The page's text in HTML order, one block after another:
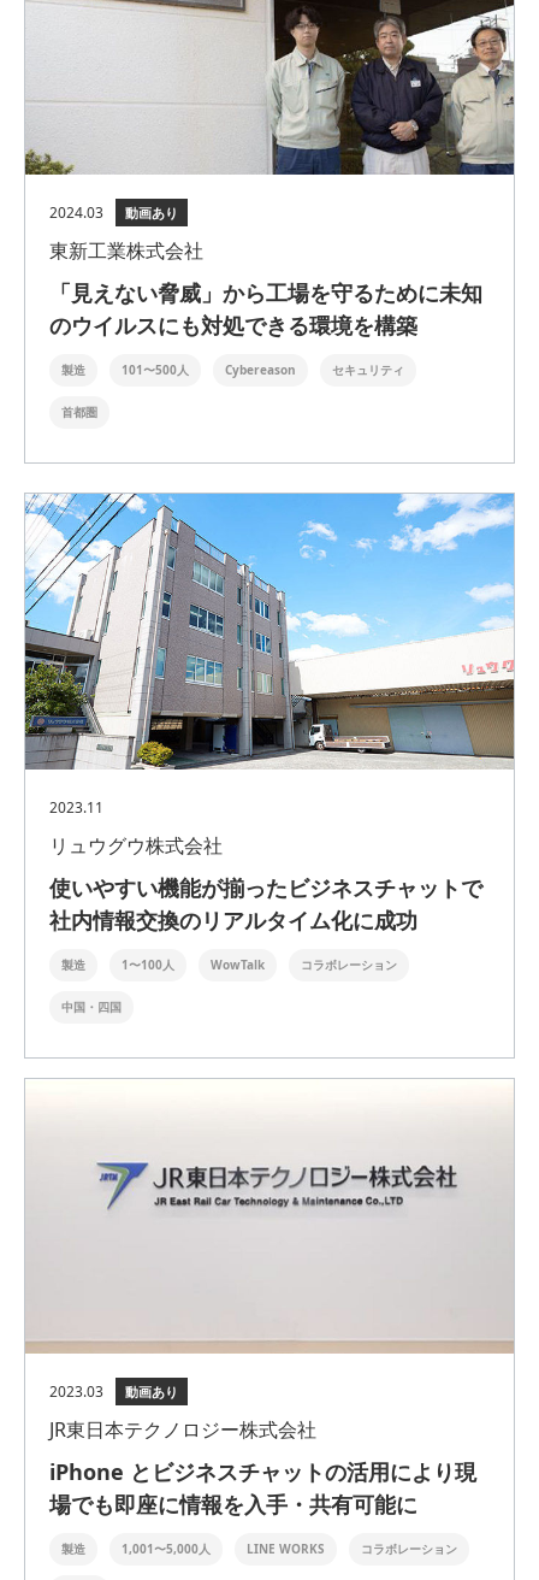
2024.03 動画あり
東新工業株式会社
「見えない脅威」から工場を守るために未知
のウイルスにも対処できる環境を構築
製造 101〜500人 Cybereason セキュリティ
首都圏
2023.11
リュウグウ株式会社
使いやすい機能が揃ったビジネスチャットで
社内情報交換のリアルタイム化に成功
製造 1〜100人 WowTalk コラボレーション
中国・四国
2023.03 動画あり
JR東日本テクノロジー株式会社
iPhone とビジネスチャットの活用により現
場でも即座に情報を入手・共有可能に
製造 1,001〜5,000人 LINE WORKS コラボレーション